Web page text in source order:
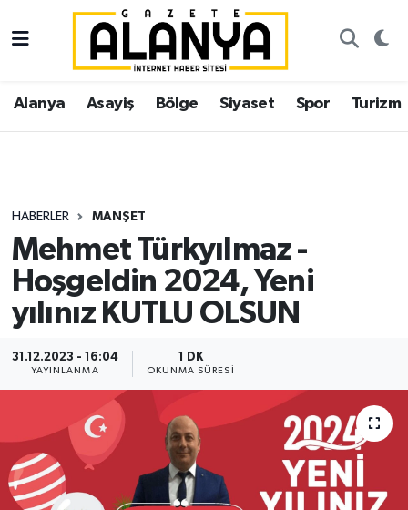
Alanya Asayiş Bölge Siyaset Spor Turizm
HABERLER MANŞET
Mehmet Türkyılmaz -
Hoşgeldin 2024, Yeni
yılınız KUTLU OLSUN
31.12.2023 - 16:04
YAYINLANMA
1 DK
OKUNMA SÜRESI
Alanya
Asayiş
Siyaset
Spor
Turizm
Gazipaşa
İstanbul Nöbetçi Eczaneler
İstanbul Hava Durumu
Süper Lig Puan Durumu ve Fikstür
Tüm Manşetler
Son Dakika Haberleri
Haber Arşivi